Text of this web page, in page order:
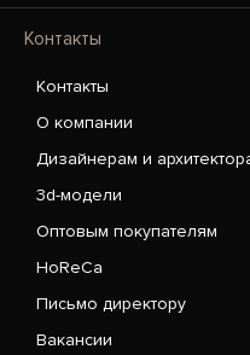
Контакты
Контакты
О компании
Дизайнерам и
3d-модели
Оптовым покупателям
HoReCa
Письмо директору
Вакансии